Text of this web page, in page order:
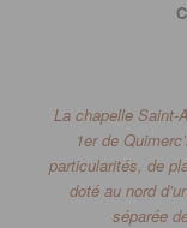
La chapelle Saint-
1er de
particularités, de
doté au nord
séparée